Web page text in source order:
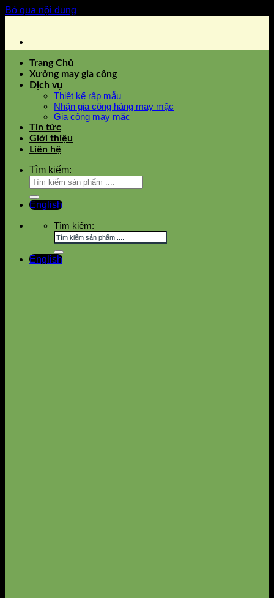
Bỏ qua nội dung
Trang Chủ
Xưởng may gia công
Dịch vụ
Thiết kế rập mẫu
Nhận gia công hàng may mặc
Gia công may mặc
Tin tức
Giới thiệu
Liên hệ
Tìm kiếm:
English
Tìm kiếm:
English